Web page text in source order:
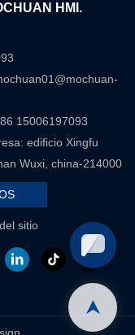
HMI.
15006197093
edificio Xingfu
Wuxi, china-214000
sitio